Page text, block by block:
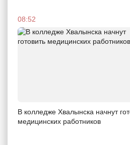
08:52
В колледже Хвалынска начнут
медицинских работников